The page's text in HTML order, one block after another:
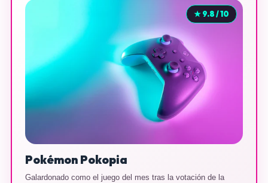
★ 9.8 / 10
Pokémon Pokopia
Galardonado como el juego del mes tras la votación de la